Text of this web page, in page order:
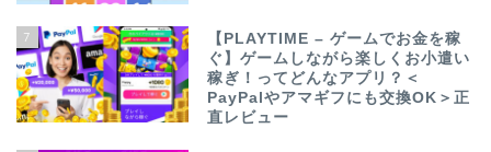
7
【PLAYTIME – ゲームでお金を稼
ぐ】ゲームしながら楽しくお小遣い
稼ぎ！ってどんなアプリ？＜
PayPalやアマギフにも交換OK＞正
直レビュー